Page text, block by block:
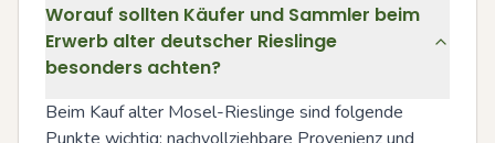
Worauf sollten Käufer und Sammler beim
Erwerb alter deutscher Rieslinge
besonders achten?
Beim Kauf alter Mosel-Rieslinge sind folgende